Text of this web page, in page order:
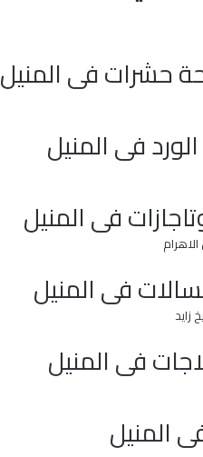
حشرات فى المنيل
فى المنيل
فى المنيل
فى المنيل
المنيل